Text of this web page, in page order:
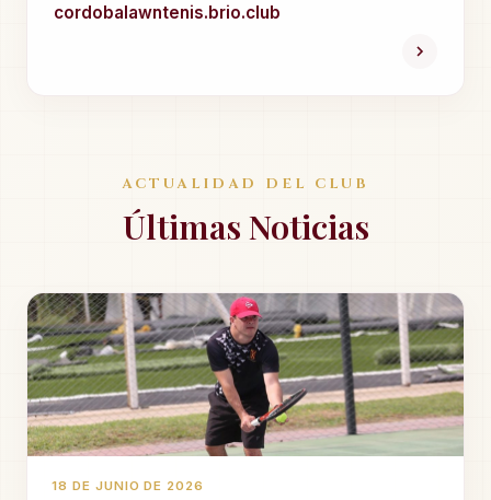
cordobalawntenis.brio.club
ACTUALIDAD DEL CLUB
Últimas Noticias
18 DE JUNIO DE 2026